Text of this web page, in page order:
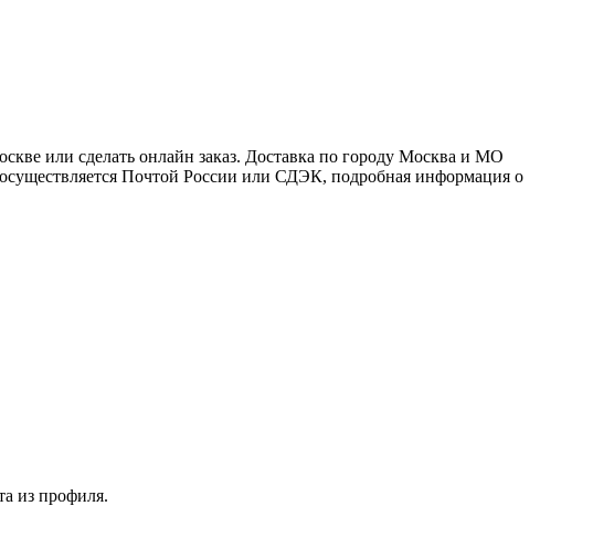
или сделать онлайн заказ. Доставка по городу Москва и МО
осуществляется Почтой России или СДЭК, подробная информация о
из профиля.